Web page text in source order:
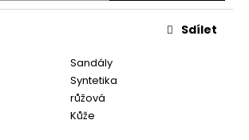
Sandály
Syntetika
růžová
Kůže
Sdílet